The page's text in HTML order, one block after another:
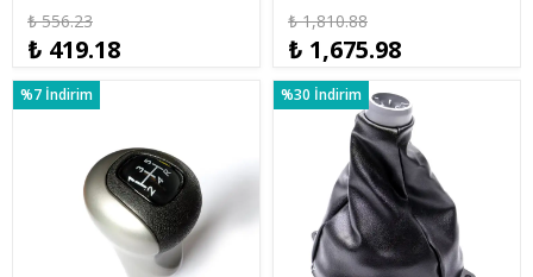
Mann W610/6
₺ 556.23
₺ 419.18
2007 2011
₺ 1,810.88
₺ 1,675.98
%7 İndirim %30 İndirim